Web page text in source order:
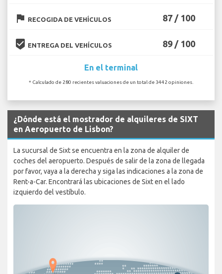
flag RECOGIDA DE VEHÍCULOS 87 / 100
beenhere ENTREGA DEL VEHÍCULOS 89 / 100
En el terminal
* Calculado de 280 recientes valuaciones de un total de 3442 opiniones.
¿Dónde está el mostrador de alquileres de SIXT
en Aeropuerto de Lisbon?
La sucursal de Sixt se encuentra en la zona de alquiler de
coches del aeropuerto. Después de salir de la zona de llegada
por favor, vaya a la derecha y siga las indicaciones a la zona de
Rent-a-Car. Encontrará las ubicaciones de Sixt en el lado
izquierdo del vestíbulo.